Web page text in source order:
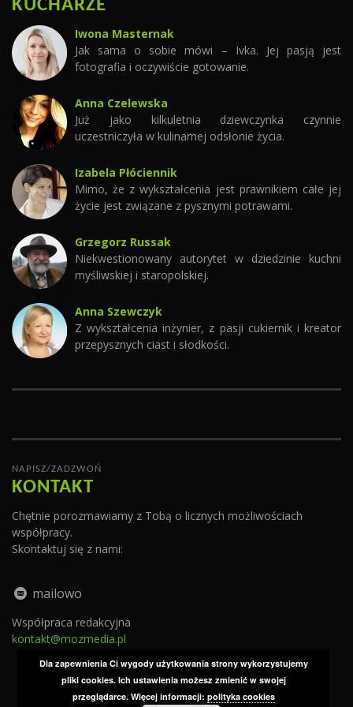
KUCHARZE
Iwona Masternak
Jak sama o sobie mówi – Ivka. Jej pasją jest
fotografia i oczywiście gotowanie.
Anna Czelewska
Już jako kilkuletnia dziewczynka czynnie
uczestniczyła w kulinarnej odsłonie życia.
Izabela Płóciennik
Mimo, że z wykształcenia jest prawnikiem całe jej
życie jest związane z pysznymi potrawami.
Grzegorz Russak
Niekwestionowany autorytet w dziedzinie kuchni
myśliwskiej i staropolskiej.
Anna Szewczyk
Z wykształcenia inżynier, z pasji cukiernik i kreator
przepysznych ciast i słodkości.
NAPISZ/ZADZWOŃ
KONTAKT
Chętnie porozmawiamy z Tobą o licznych możliwościach
współpracy.
Skontaktuj się z nami:
mailowo
Współpraca redakcyjna
kontakt@mozmedia.pl
Dla zapewnienia Ci wygody użytkowania strony wykorzystujemy
pliki cookies. Ich ustawienia możesz zmienić w swojej
przeglądarce. Więcej informacji: polityka cookies